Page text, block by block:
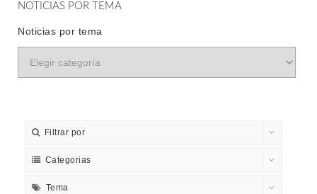
NOTICIAS POR TEMA
Noticias por tema
Filtrar por
Categorias
Tema